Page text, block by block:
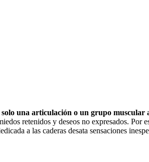
solo una articulación o un grupo muscular
retenidos y deseos no expresados.
a las caderas desata sensaciones